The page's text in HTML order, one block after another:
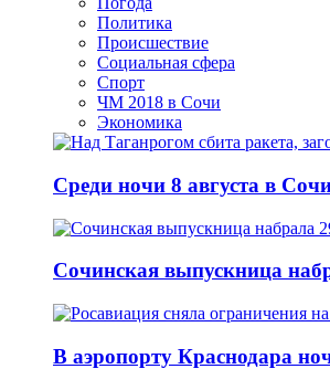
Политика
Происшествие
Социальная сфера
Спорт
ЧМ 2018 в Сочи
Экономика
Среди ночи 8 августа в
Сочинская выпускница
В аэропорту Краснодара